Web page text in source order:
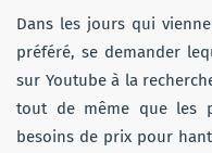
Dans les jours qui
préféré, se demander
sur Youtube à la
tout de même que les
besoins de prix pour